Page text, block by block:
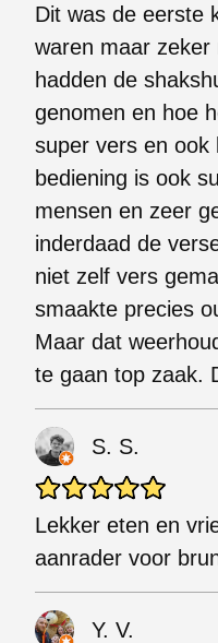
Dit was de eerste
waren maar zeker
hadden de
genomen en hoe
super vers en ook
bediening is ook
mensen en zeer
inderdaad de
niet zelf vers
smaakte precies
Maar dat
te gaan top zaak.
S. S.
Lekker eten en
aanrader voor
Y. V.